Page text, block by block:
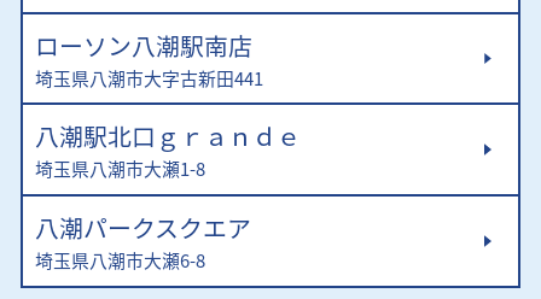
ローソン八潮駅南店
埼玉県八潮市大字古新田441
八潮駅北口ｇｒａｎｄｅ
埼玉県八潮市大瀬1-8
八潮パークスクエア
埼玉県八潮市大瀬6-8